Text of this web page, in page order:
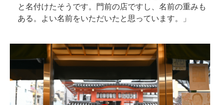
と名付けたそうです。門前の店ですし、名前の重みも
ある。よい名前をいただいたと思っています。」